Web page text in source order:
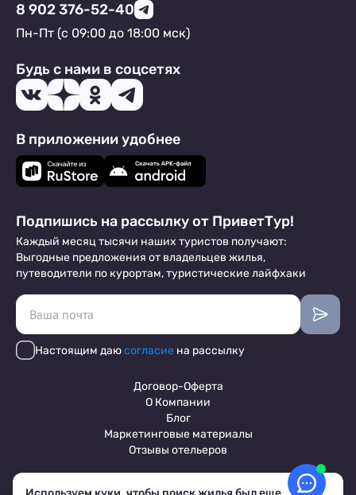
8 902 376-52-40
Пн-Пт (с 09:00 до 18:00 мск)
Будь с нами в соцсетях
В приложении удобнее
Подпишись на рассылку от ПриветТур!
Каждый месяц тысячи наших туристов получают:
Выгодные предложения от владельцев жилья,
путеводители по курортам, туристические лайфхаки
Настоящим даюсогласие на рассылку
Договор-Оферта
О Компании
Блог
Маркетинговые материалы
Отзывы отельеров